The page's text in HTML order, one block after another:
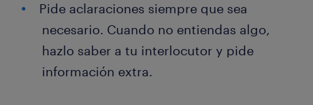
Pide aclaraciones siempre que sea
necesario. Cuando no entiendas algo,
hazlo saber a tu interlocutor y pide
información extra.